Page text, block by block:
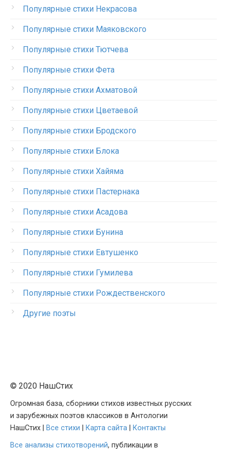
Популярные стихи Некрасова
Популярные стихи Маяковского
Популярные стихи Тютчева
Популярные стихи Фета
Популярные стихи Ахматовой
Популярные стихи Цветаевой
Популярные стихи Бродского
Популярные стихи Блока
Популярные стихи Хайяма
Популярные стихи Пастернака
Популярные стихи Асадова
Популярные стихи Бунина
Популярные стихи Евтушенко
Популярные стихи Гумилева
Популярные стихи Рождественского
Другие поэты
© 2020 НашСтих
Огромная база, сборники стихов известных русских
и зарубежных поэтов классиков в Антологии
НашСтих |
Все стихи Карта сайта
Контакты
Все анализы стихотворений, публикации в